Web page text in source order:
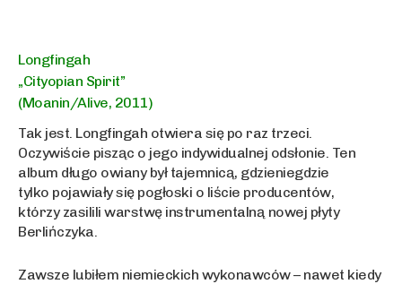
Longfingah
„Cityopian Spirit”
(Moanin/Alive, 2011)
Tak jest. Longfingah otwiera się po raz trzeci.
Oczywiście pisząc o jego indywidualnej odsłonie. Ten
album długo owiany był tajemnicą, gdzieniegdzie
tylko pojawiały się pogłoski o liście producentów,
którzy zasilili warstwę instrumentalną nowej płyty
Berlińczyka.
Zawsze lubiłem niemieckich wykonawców – nawet kiedy